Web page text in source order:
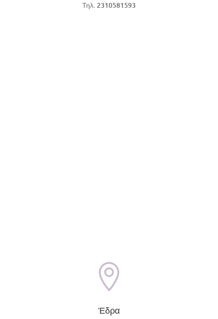
Τηλ. 2310581593

Έδρα